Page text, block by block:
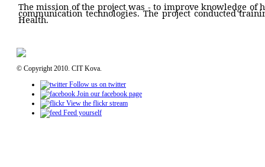
The mission of the projectwas - to improve knowledge of
communication technologies. The project conducted
Health.
© Copyright 2010. CIT Kova.
Follow us on twitter
Join our facebook page
View the flickr stream
Feed yourself